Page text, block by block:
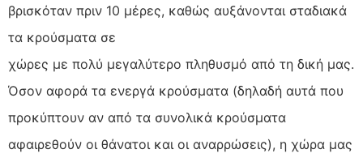
βρισκόταν πριν 10 μέρες, καθώς αυξάνονται σταδιακά
τα κρούσματα σε
χώρες με πολύ μεγαλύτερο πληθυσμό από τη δική μας.
Όσον αφορά τα ενεργά κρούσματα (δηλαδή αυτά που
προκύπτουν αν από τα συνολικά κρούσματα
αφαιρεθούν οι θάνατοι και οι αναρρώσεις), η χώρα μας